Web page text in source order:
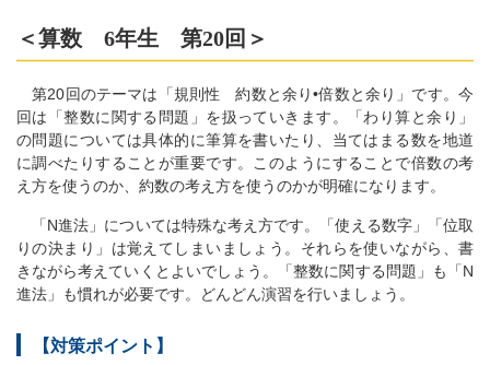
＜算数 6年生 第20回＞
第20回のテーマは「規則性 約数と余り•倍数と余り」です。今
回は「整数に関する問題」を扱っていきます。「わり算と余り」
の問題については具体的に筆算を書いたり、当てはまる数を地道
に調べたりすることが重要です。このようにすることで倍数の考
え方を使うのか、約数の考え方を使うのかが明確になります。
「N進法」については特殊な考え方です。「使える数字」「位取
りの決まり」は覚えてしまいましょう。それらを使いながら、書
きながら考えていくとよいでしょう。「整数に関する問題」も「N
進法」も慣れが必要です。どんどん演習を行いましょう。
【対策ポイント】